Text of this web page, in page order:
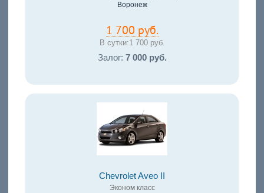
Воронеж
1 700 руб.
В сутки:1 700 руб.
Залог: 7 000 руб.
Chevrolet Aveo II
Эконом класс